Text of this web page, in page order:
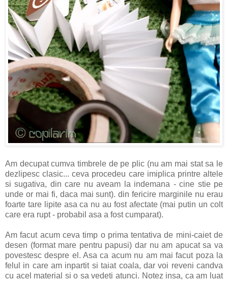
Am decupat cumva timbrele de pe plic (nu am mai stat sa le
dezlipesc clasic... ceva procedeu care imiplica printre altele
si sugativa, din care nu aveam la indemana - cine stie pe
unde or mai fi, daca mai sunt). din fericire marginile nu erau
foarte tare lipite asa ca nu au fost afectate (mai putin un colt
care era rupt - probabil asa a fost cumparat).
Am facut acum ceva timp o prima tentativa de mini-caiet de
desen (format mare pentru papusi) dar nu am apucat sa va
povestesc despre el. Asa ca acum nu am mai facut poza la
felul in care am inpartit si taiat coala, dar voi reveni candva
cu acel material si o sa vedeti atunci. Notez insa, ca am luat